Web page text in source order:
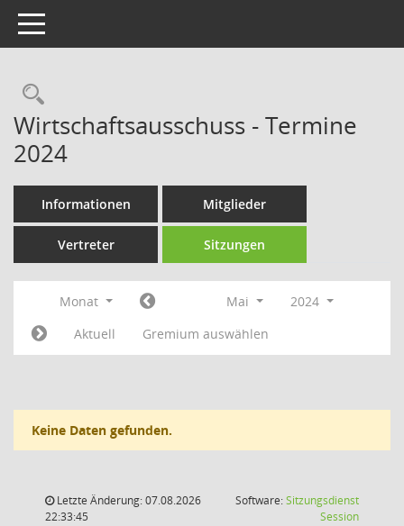
Toggle navigation
Rechercheauswahl
Wirtschaftsausschuss - Termine
2024
Informationen Mitglieder
Vertreter Sitzungen
Monat Mai
2024
Aktuell
Gremium auswählen
Keine Daten gefunden.
Letzte Änderung: 07.08.2026
22:33:45
Software:Sitzungsdienst
Session(Wird in